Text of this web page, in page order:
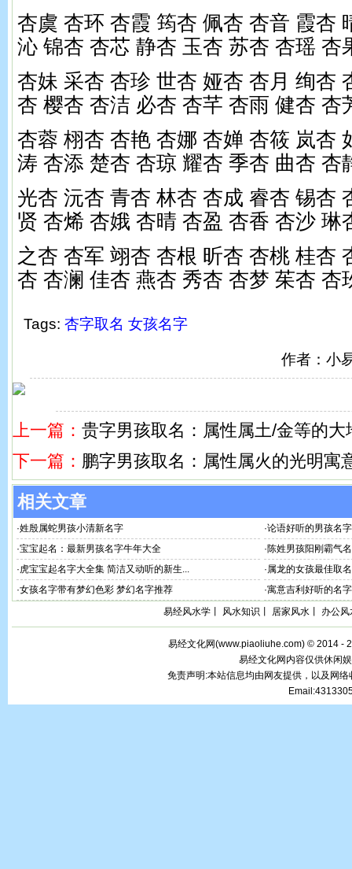
杏虞 杏环 杏霞 筠杏 佩杏 杏音 霞杏
沁 锦杏 杏芯 静杏 玉杏 苏杏 杏瑶 杏
杏妹 采杏 杏珍 世杏 娅杏 杏月 绚杏
杏 樱杏 杏洁 必杏 杏芊 杏雨 健杏 杏
杏蓉 栩杏 杏艳 杏娜 杏婵 杏筱 岚杏
涛 杏添 楚杏 杏琼 耀杏 季杏 曲杏 杏
光杏 沅杏 青杏 林杏 杏成 睿杏 锡杏
贤 杏烯 杏娥 杏晴 杏盈 杏香 杏沙 琳
之杏 杏军 翊杏 杏根 昕杏 杏桃 桂杏
杏 杏澜 佳杏 燕杏 秀杏 杏梦 茱杏 杏
Tags: 杏字取名 女孩名字
作者：小
上一篇： 贵字男孩取名：属性属土/金等的大
下一篇： 鹏字男孩取名：属性属火的光明寓
相关文章
·姓殷属蛇男孩小清新名字 ·论语好听的男孩名
·宝宝起名：最新男孩名字牛年大全 ·陈姓男孩阳刚霸气
·虎宝宝起名字大全集 简洁又动听的新生... ·属龙的女孩最佳取
·女孩名字带有梦幻色彩 梦幻名字推荐 ·寓意吉利好听的名字
易经风水学
风水知识 居家风水 办公风
易经文化网(www.piaoliuhe.com) © 2014 -
易经文化网内容仅供休闲
免责声明:本站信息均由网友提供，以及网